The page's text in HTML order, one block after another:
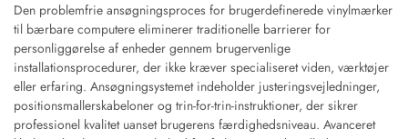
Den problemfrie ansøgningsproces for brugerdefinerede vinylmærker
til bærbare computere eliminerer traditionelle barrierer for
personliggørelse af enheder gennem brugervenlige
installationsprocedurer, der ikke kræver specialiseret viden, værktøjer
eller erfaring. Ansøgningsystemet indeholder justeringsvejledninger,
positionsmallerskabeloner og trin-for-trin-instruktioner, der sikrer
professionel kvalitet uanset brugerens færdighedsniveau. Avanceret